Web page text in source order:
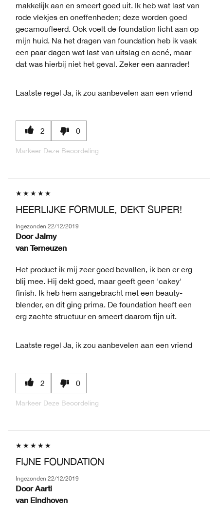
makkelijk aan en smeert goed uit. Ik heb wat last van
rode vlekjes en oneffenheden; deze worden goed
gecamoufleerd. Ook voelt de foundation licht aan op
mijn huid. Na het dragen van foundation heb ik vaak
een paar dagen wat last van uitslag en acné, maar
dat was hierbij niet het geval. Zeker een aanrader!
Laatste regel Ja, ik zou aanbevelen aan een vriend
2 0
Markeer Deze Beoordeling
HEERLIJKE FORMULE, DEKT SUPER!
Ingezonden 22/12/2019
Door Jaimy
van Terneuzen
Het product ik mij zeer goed bevallen, ik ben er erg
blij mee. Hij dekt goed, maar geeft geen 'cakey'
finish. Ik heb hem aangebracht met een beauty-
blender, en dit ging prima. De foundation heeft een
erg zachte structuur en smeert daarom fijn uit.
Laatste regel Ja, ik zou aanbevelen aan een vriend
2 0
Markeer Deze Beoordeling
FIJNE FOUNDATION
Ingezonden 22/12/2019
Door Aarti
van Eindhoven